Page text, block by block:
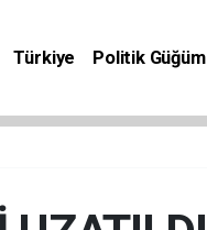
Türkiye Politik Güğüm